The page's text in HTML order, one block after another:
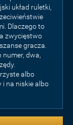
układ ruletki,
Dlaczego to
zwycięstwo
gracza.
numer, dwa,
albo
i na niskie albo